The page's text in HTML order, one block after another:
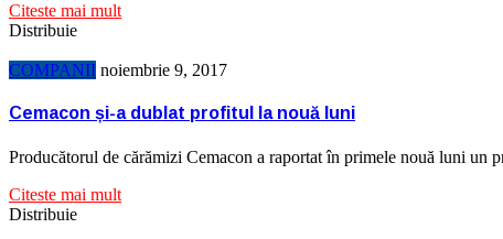
Citeste mai mult
Distribuie
COMPANII noiembrie 9, 2017
Cemacon și-a dublat profitul la nouă luni
Producătorul de cărămizi Cemacon a raportat în primele nouă luni un
Citeste mai mult
Distribuie